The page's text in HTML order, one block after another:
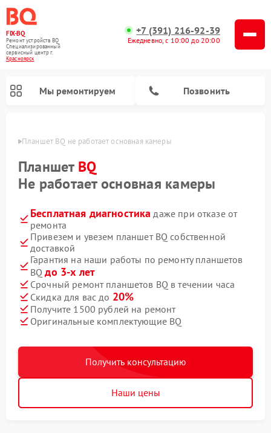
FIX-BQ
Ремонт устройств BQ
Специализированный
cервисный центр г.
Красноярск
+7 (391) 216-92-39
Ежедневно, с 10:00 до 20:00
Мы ремонтируем Позвонить
Планшет BQ не работает основная камеры
Планшет BQ
Не работает основная камеры
Бесплатная диагностика даже при отказе от
ремонта
Привезем и увезем планшет BQ собственной
доставкой
Гарантия на наши работы по ремонту планшетов
BQдо 3-х лет
Срочный ремонт планшетов BQ в течении часа
Скидка для вас до 20%
Получите 1500 рублей на ремонт
Оригинальные комплектующие BQ
Получить консультацию
Наши цены